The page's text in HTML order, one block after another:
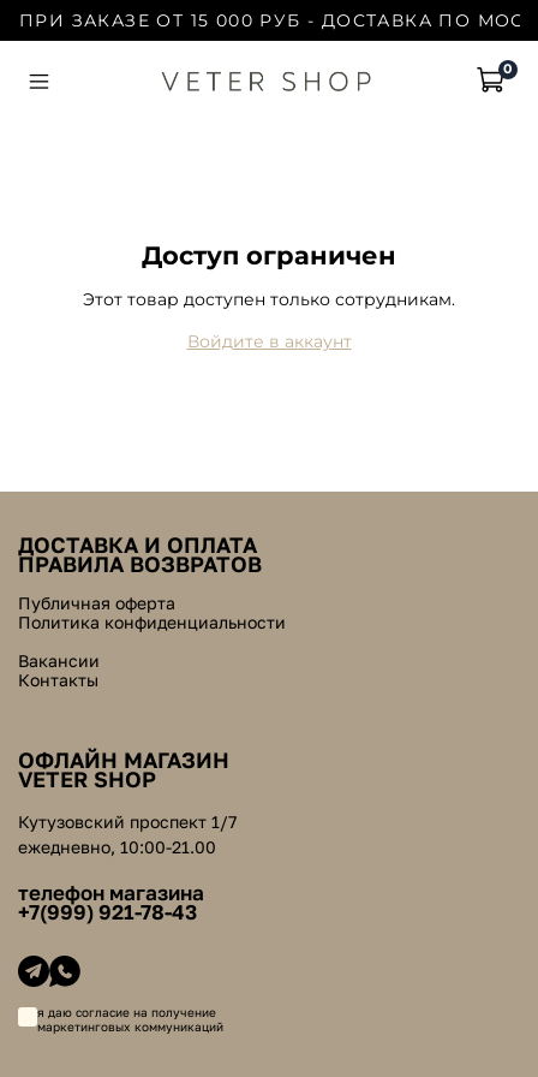
ПРИ ЗАКАЗЕ ОТ 15 000 РУБ - ДОСТАВКА ПО
0
Доступ ограничен
Этот товар доступен только сотрудникам.
Войдите в аккаунт
ДОСТАВКА И ОПЛАТА
ПРАВИЛА ВОЗВРАТОВ
Публичная оферта
Политика конфиденциальности
Вакансии
Контакты
ОФЛАЙН МАГАЗИН
VETER SHOP
Кутузовский проспект 1/7
ежедневно, 10:00-21.00
телефон магазина
+7(999) 921-78-43
я даю согласие на получение
маркетинговых коммуникаций